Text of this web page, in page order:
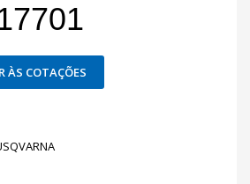
ÀS COTAÇÕES